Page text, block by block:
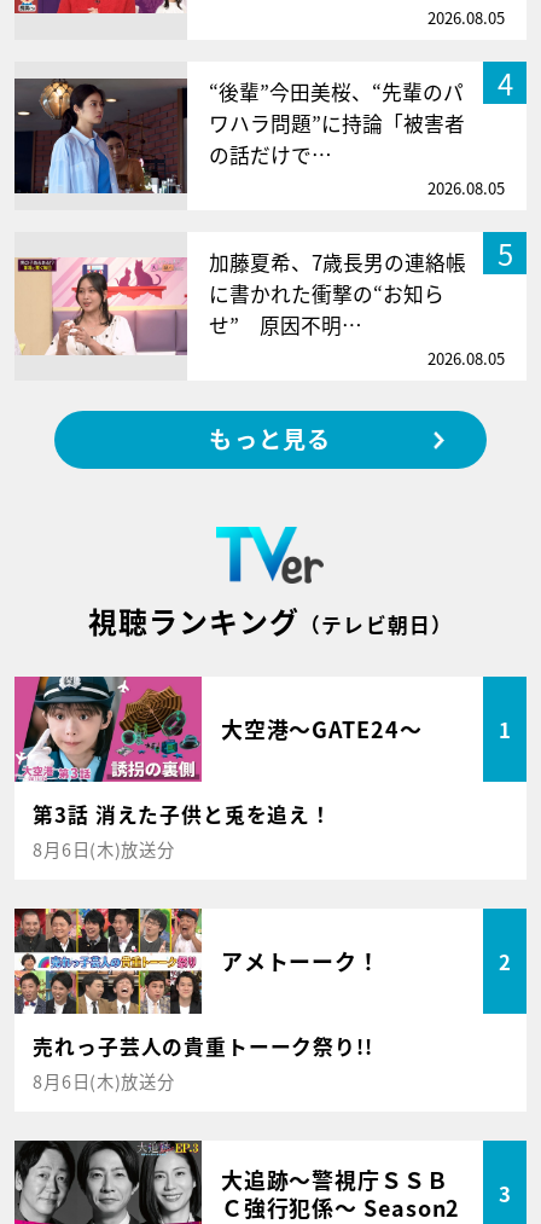
2026.08.05
4
“後輩”今田美桜、“先輩のパ
ワハラ問題”に持論「被害者
の話だけで…
2026.08.05
5
加藤夏希、7歳長男の連絡帳
に書かれた衝撃の“お知ら
せ” 原因不明…
2026.08.05
もっと見る
視聴ランキング （テレビ朝日）
大空港～GATE24～ 1
第3話 消えた子供と兎を追え！
8月6日(木)放送分
アメトーーク！ 2
売れっ子芸人の貴重トーーク祭り!!
8月6日(木)放送分
大追跡～警視庁ＳＳＢ
Ｃ強行犯係～ Season2
3